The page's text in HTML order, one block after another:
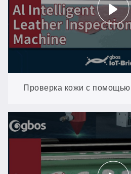
швов
Проверка кожи с
каждого дефекта за 30–40